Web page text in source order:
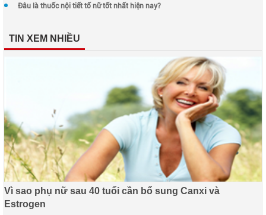
Đâu là thuốc nội tiết tố nữ tốt nhất hiện nay?
TIN XEM NHIỀU
Vì sao phụ nữ sau 40 tuổi cần bổ sung Canxi và
Estrogen